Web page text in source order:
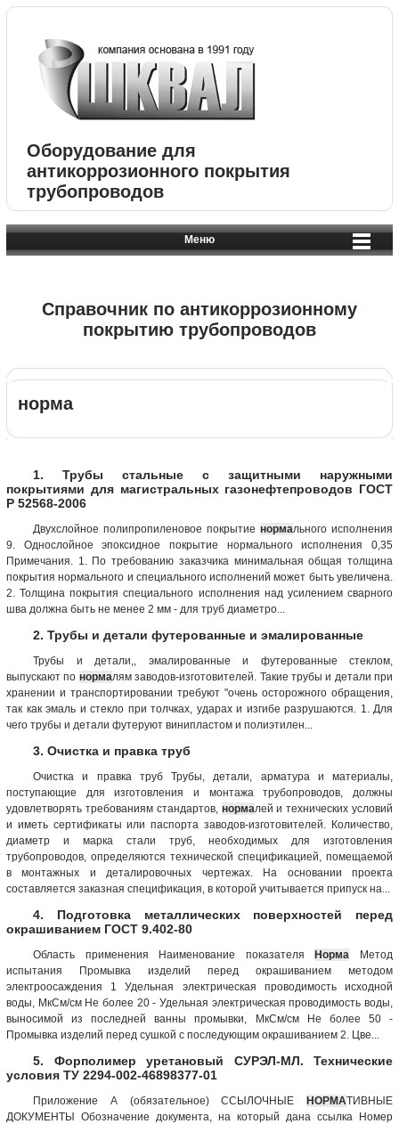
Оборудование для
антикоррозионного покрытия
трубопроводов
Меню
Справочник по антикоррозионному
покрытию трубопроводов
норма
1. Трубы стальные с защитными наружными
покрытиями для магистральных газонефтепроводов ГОСТ
Р 52568-2006
Двухслойное поли­пропиленовое покрытие нормального исполнения
9. Однослойное эпоксидное покрытие нормального исполнения 0,35
Примечания. 1. По требованию заказчика минимальная общая толщина
покрытия нормального и специального исполнений может быть увеличена.
2. Толщина покрытия специального исполнения над усилением сварного
шва должна быть не менее 2 мм - для труб диаметро...
2. Трубы и детали футерованные и эмалированные
Трубы и детали,, эмалированные и футерованные стеклом,
выпускают по нормалям заводов-изготовителей. Такие трубы и детали при
хранении и транспортировании требуют "очень осторожного обращения,
так как эмаль и стекло при толчках, ударах и изгибе разрушаются. 1. Для
чего трубы и детали футеруют винипластом и полиэтилен...
3. Очистка и правка труб
Очистка и правка труб Трубы, детали, арматура и материалы,
поступающие для изготовления и монтажа трубопроводов, должны
удовлетворять требованиям стандартов, нормалей и технических условий
и иметь сертификаты или паспорта заводов-изготовителей. Количество,
диаметр и марка стали труб, необходимых для изготовления
трубопроводов, определяются технической спецификацией, помещаемой
в монтажных и деталировочных чертежах. На основании проекта
составляется заказная спецификация, в которой учитывается припуск на...
4. Подготовка металлических поверхностей перед
окрашиванием ГОСТ 9.402-80
Область применения Наименование показателяНорма
Метод
испытания Промывка изделий перед окрашиванием методом
электроосаждения 1 Удельная электрическая проводимость исходной
воды, МкСм/см Не более 20 - Удельная электрическая проводимость воды,
выносимой из последней ванны промывки, МкСм/см Не более 50 -
Промывка изделий перед сушкой с последующим окрашиванием 2. Цве...
5. Форполимер уретановый СУРЭЛ-МЛ. Технические
условия ТУ 2294-002-46898377-01
Приложение А (обязательное) ССЫЛОЧНЫЕ НОРМАТИВНЫЕ
ДОКУМЕНТЫ Обозначение документа, на который дана ссылка Номер